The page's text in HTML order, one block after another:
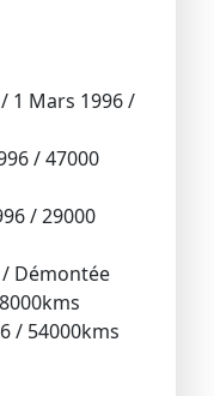
1 Mars 1996 /
/ 47000
/ 29000
/ Démontée
/ 54000kms